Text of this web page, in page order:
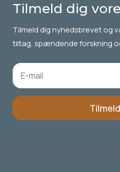
Tilmeld dig
Tilmeld dignyhedsbrevetog
tiltag, spændende forskning